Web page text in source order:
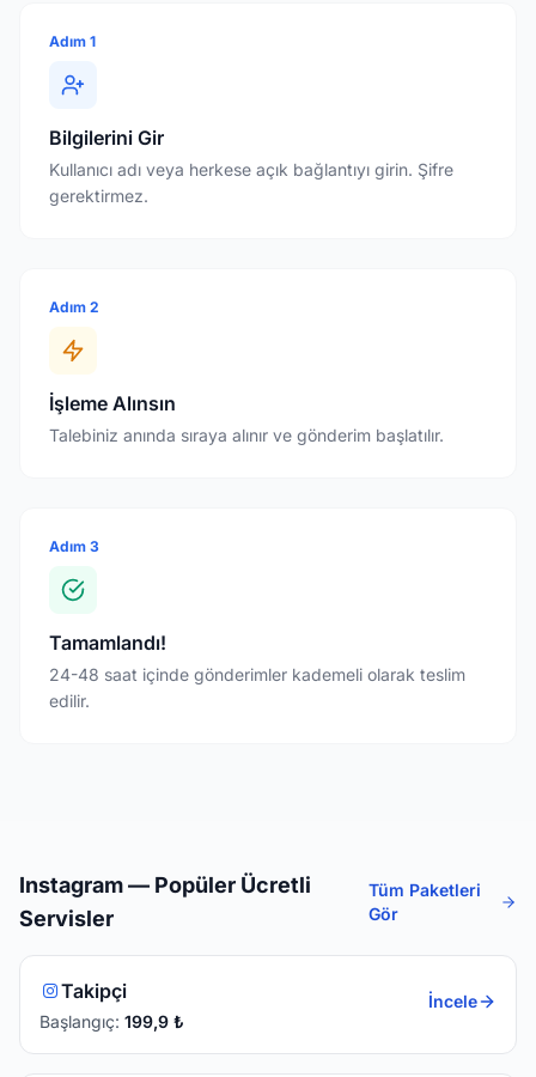
Adım 1
Bilgilerini Gir
Kullanıcı adı veya herkese açık bağlantıyı girin. Şifre
gerektirmez.
Adım 2
İşleme Alınsın
Talebiniz anında sıraya alınır ve gönderim başlatılır.
Adım 3
Tamamlandı!
24-48 saat içinde gönderimler kademeli olarak teslim
edilir.
Instagram— Popüler Ücretli
Servisler
Tüm Paketleri
Gör
Takipçi
Başlangıç: 199,9 ₺
İncele